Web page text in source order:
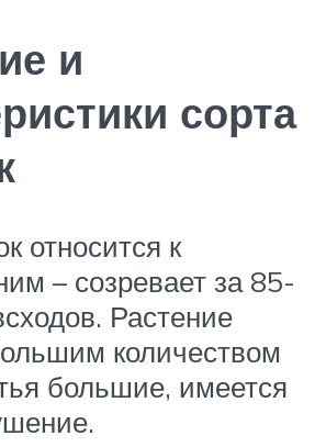
и
сорта
относится к
– созревает за 85-
Растение
количеством
большие, имеется